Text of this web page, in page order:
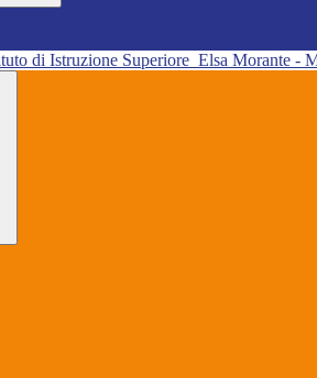
di Istruzione Superiore Elsa Morante -